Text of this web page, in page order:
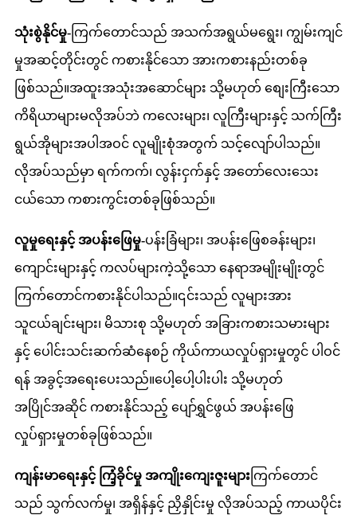
သုံးစွဲနိုင်မှု- ကြက်တောင်သည် အသက်အရွယ်မရွေး၊ ကျွမ်းကျင်
မှုအဆင့်တိုင်းတွင် ကစားနိုင်သော အားကစားနည်းတစ်ခု
ဖြစ်သည်။အထူးအသုံးအဆောင်များ သို့မဟုတ် စျေးကြီးသော
ကိရိယာများမလိုအပ်ဘဲ ကလေးများ၊ လူကြီးများနှင့် သက်ကြီး
ရွယ်အိုများအပါအဝင် လူမျိုးစုံအတွက် သင့်လျော်ပါသည်။
လိုအပ်သည်မှာ ရက်ကက်၊ လွန်းငှက်နှင့် အတော်လေးသေး
ငယ်သော ကစားကွင်းတစ်ခုဖြစ်သည်။
လူမှုရေးနှင့် အပန်းဖြေမှု-ပန်းခြံများ၊ အပန်းဖြေစခန်းများ၊
ကျောင်းများနှင့် ကလပ်များကဲ့သို့သော နေရာအမျိုးမျိုးတွင်
ကြက်တောင်ကစားနိုင်ပါသည်။၎င်းသည် လူများအား
သူငယ်ချင်းများ၊ မိသားစု သို့မဟုတ် အခြားကစားသမားများ
နှင့် ပေါင်းသင်းဆက်ဆံနေစဉ် ကိုယ်ကာယလှုပ်ရှားမှုတွင် ပါဝင်
ရန် အခွင့်အရေးပေးသည်။ပေါ့ပေါ့ပါးပါး သို့မဟုတ်
အပြိုင်အဆိုင် ကစားနိုင်သည့် ပျော်ရွှင်ဖွယ် အပန်းဖြေ
လှုပ်ရှားမှုတစ်ခုဖြစ်သည်။
ကျန်းမာရေးနှင့် ကြံ့ခိုင်မှု အကျိုးကျေးဇူးများ ကြက်တောင်
သည် သွက်လက်မှု၊ အရှိန်နှင့် ညှိနှိုင်းမှု လိုအပ်သည့် ကာယပိုင်း